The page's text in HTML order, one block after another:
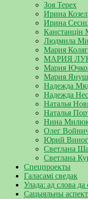
Зоя Терех
Ирина Козел
Ирина
Канстанцін
Людмила
Мария
МАРИЯ
Мария
Мария Януш
Надежда
Надежда
Наталья
Наталья
Нина
Олег
Юрий
Светлана
Светлана
Спецпроекты
Галасамі сведак
Улада: ад слова
Сацыяльны аспект